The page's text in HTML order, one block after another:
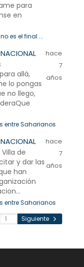
para
en
es el final ...
allá,
lo pongas
no llego,
hace
7
años
entre Saharianos
de
y dar las
han
hace
7
años
entre Saharianos
Siguiente